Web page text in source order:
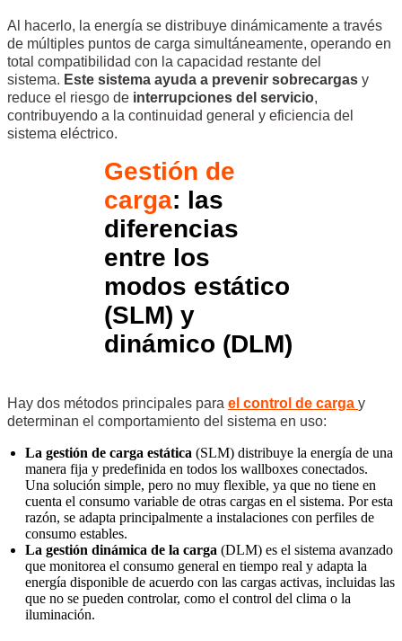
Al hacerlo, la energía se distribuye dinámicamente a través
de múltiples puntos de carga simultáneamente, operando en
total compatibilidad con la capacidad restante del
sistema. Este sistema ayuda a prevenir sobrecargas y
reduce el riesgo de interrupciones del servicio,
contribuyendo a la continuidad general y eficiencia del
sistema eléctrico.
Gestión de
carga: las
diferencias
entre los
modos estático
(SLM) y
dinámico (DLM)
Hay dos métodos principales para el control de carga y
determinan el comportamiento del sistema en uso:
La gestión de carga estática (SLM) distribuye la energía de una
manera fija y predefinida en todos los wallboxes conectados.
Una solución simple, pero no muy flexible, ya que no tiene en
cuenta el consumo variable de otras cargas en el sistema. Por esta
razón, se adapta principalmente a instalaciones con perfiles de
consumo estables.
La gestión dinámica de la carga (DLM) es el sistema avanzado
que monitorea el consumo general en tiempo real y adapta la
energía disponible de acuerdo con las cargas activas, incluidas las
que no se pueden controlar, como el control del clima o la
iluminación.